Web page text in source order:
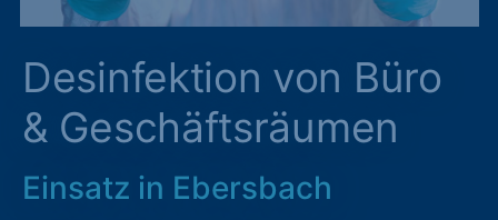
Desinfektion von Büro
& Geschäftsräumen
Einsatz in Ebersbach